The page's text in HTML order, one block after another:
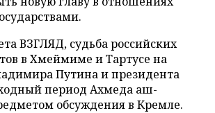
ВЗГЛЯД, судьба российских
в Хмеймиме и Тартусе на
Путина и президента
период Ахмеда аш-
обсуждения в Кремле.